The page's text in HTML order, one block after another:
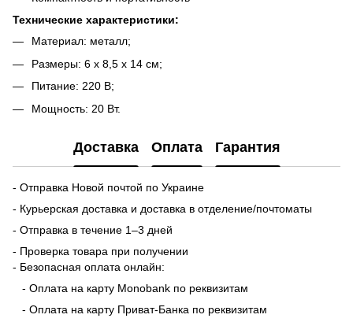
Технические характеристики:
Материал: металл;
Размеры: 6 х 8,5 х 14 см;
Питание: 220 В;
Мощность: 20 Вт.
Доставка Оплата Гарантия
- Отправка Новой почтой по Украине
- Курьерская доставка и доставка в отделение/почтоматы
- Отправка в течение 1–3 дней
- Проверка товара при получении
- Безопасная оплата онлайн:
- Оплата на карту Monobank по реквизитам
- Оплата на карту Приват-Банка по реквизитам